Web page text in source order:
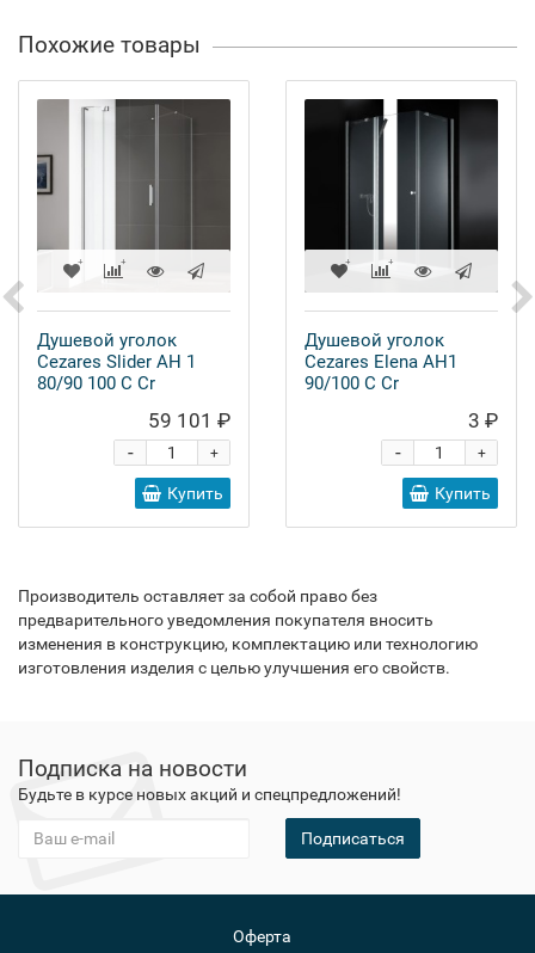
Похожие товары
Душевой уголок
Cezares Slider AH 1
80/90 100 C Cr
59 101 ₽
+
-
Купить
Душевой уголок
Cezares Elena AH1
90/100 C Cr
3 ₽
+
-
Купить
Производитель оставляет за собой право без
предварительного уведомления покупателя вносить
изменения в конструкцию, комплектацию или технологию
изготовления изделия с целью улучшения его свойств.
Подписка на новости
Будьте в курсе новых акций и спецпредложений!
Подписаться
Оферта